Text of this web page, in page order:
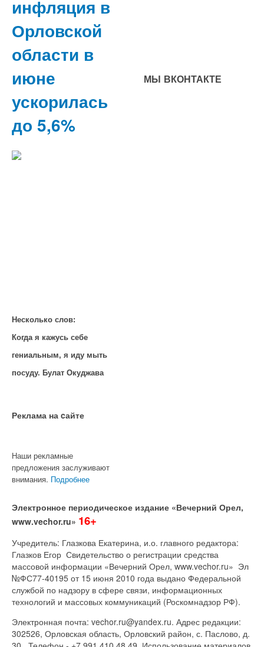
инфляция в
Орловской
области в
июне
ускорилась
до 5,6%
Несколько слов:
Когда я кажусь себе
гениальным, я иду мыть
посуду. Булат Окуджава
Реклама на cайте
Наши рекламные
предложения заслуживают
внимания. Подробнее
МЫ ВКОНТАКТЕ
Электронное периодическое издание «Вечерний Орел,
www.vechor.ru» 16+
Учредитель: Глазкова Екатерина, и.о. главного редактора:
Глазков Егор Свидетельство о регистрации средства
массовой информации «Вечерний Орел, www.vechor.ru» Эл
№ФС77-40195 от 15 июня 2010 года выдано Федеральной
службой по надзору в сфере связи, информационных
технологий и массовых коммуникаций (Роскомнадзор РФ).
Электронная почта: vechor.ru@yandex.ru. Адрес редакции:
302526, Орловская область, Орловский район, с. Паслово, д.